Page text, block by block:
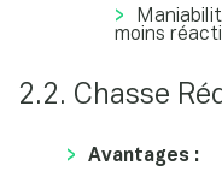
moins
2.2. Chasse
Avantages :